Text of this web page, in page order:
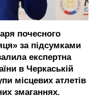
почесного
за підсумками
експертна
в Черкаській
місцевих атлетів
змаганнях.